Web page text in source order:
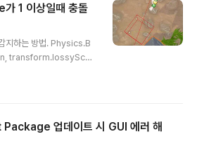
으
부의 android-36 과 bu
> Unity3D의 내장된
1 이상일때 충돌
지하는 방법. Physics.B
transform.lossyScal
위치, 사각형의 각 좌표
= new Vector3(0.
대신에 Boxsiz
업데이트 시 GUI 에러 해